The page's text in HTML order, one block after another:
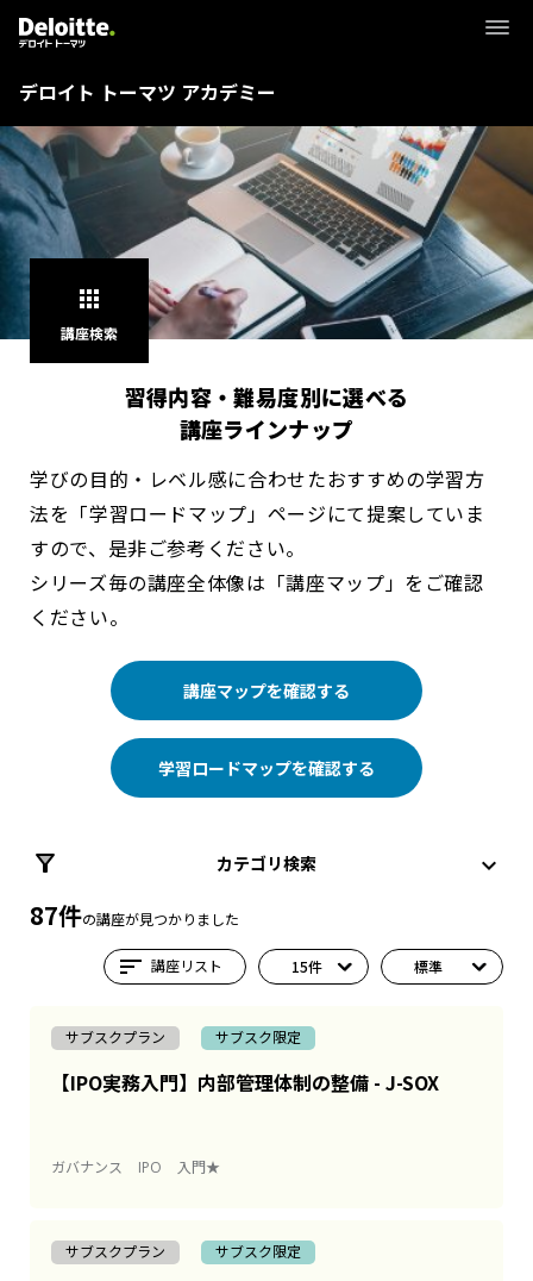
デロイト トーマツ アカデミー
apps
講座検索
習得内容・難易度別に選べる
講座ラインナップ
学びの目的・レベル感に合わせたおすすめの学習方
法を「学習ロードマップ」ページにて提案していま
すので、是非ご参考ください。
シリーズ毎の講座全体像は「講座マップ」をご確認
ください。
講座マップを確認する
学習ロードマップを確認する
カテゴリ検索
87件の講座が見つかりました
sort 講座リスト
サブスクプラン サブスク限定
【IPO実務入門】内部管理体制の整備 - J-SOX
ガバナンス IPO 入門★
サブスクプラン サブスク限定